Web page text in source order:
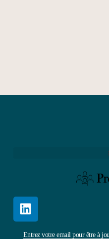
Entrez votre email pour être à